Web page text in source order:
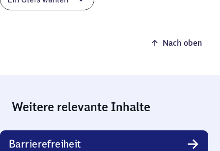
Nach oben
Weitere relevante Inhalte
Barrierefreiheit